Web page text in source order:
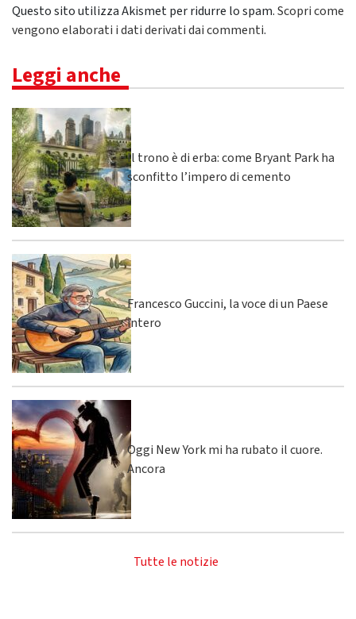
Questo sito utilizza Akismet per ridurre lo spam.Scopri come
vengono elaborati i dati derivati dai commenti.
Leggi anche
Il trono è di erba: come Bryant Park ha
sconfitto l’impero di cemento
Francesco Guccini, la voce di un Paese
intero
Oggi New York mi ha rubato il cuore.
Ancora
Tutte le notizie